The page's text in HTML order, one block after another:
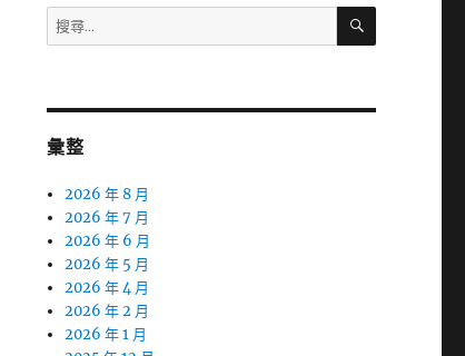
搜
尋
字:
搜
彙整
2026 年 8 月
2026 年 7 月
2026 年 6 月
2026 年 5 月
2026 年 4 月
2026 年 2 月
2026 年 1 月